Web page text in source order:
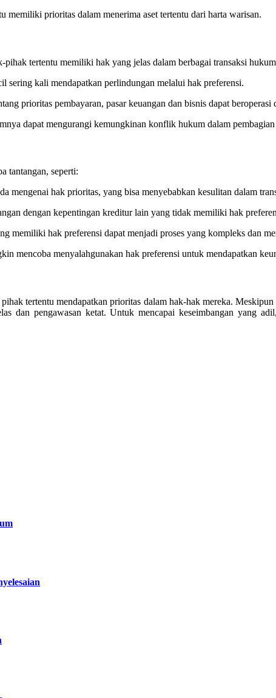
memiliki prioritas dalam menerima aset tertentu dari harta warisan.
tertentu memiliki hak yang jelas dalam berbagai transaksi
sering kali mendapatkan perlindungan melalui hak preferensi.
prioritas pembayaran, pasar keuangan dan bisnis dapat beroperasi
dapat mengurangi kemungkinan konflik hukum dalam pembagian
tantangan, seperti:
mengenai hak prioritas, yang bisa menyebabkan kesulitan dalam
dengan kepentingan kreditur lain yang tidak memiliki hak
memiliki hak preferensi dapat menjadi proses yang kompleks dan
mencoba menyalahgunakan hak preferensi untuk mendapatkan
tertentu mendapatkan prioritas dalam hak-hak mereka.
dan pengawasan ketat. Untuk mencapai keseimbangan yang